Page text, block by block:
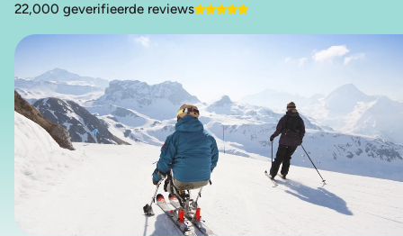
22,000 geverifieerde reviews